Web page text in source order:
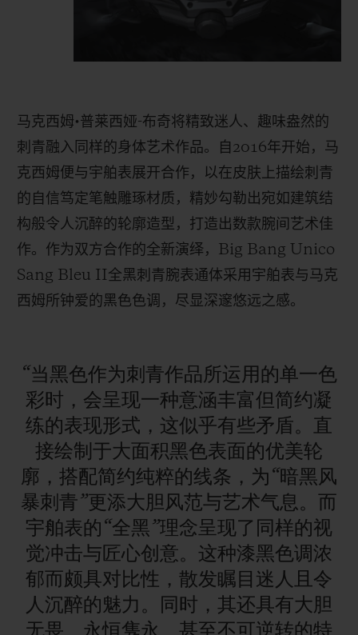
马克西姆•普莱西娅-布奇将精致迷人、趣味盎然的
刺青融入同样的身体艺术作品。自 2016年开始，马
克西姆便与宇舶表展开合作，以在皮肤上描绘刺青
的自信笃定笔触雕琢材质，精妙勾勒出宛如建筑结
构般令人沉醉的轮廓造型，打造出数款腕间艺术佳
作。作为双方合作的全新演绎， Big Bang Unico
Sang Bleu II全黑刺青腕表通体采用宇舶表与马克
西姆所钟爱的黑色色调，尽显深邃悠远之感。
“当黑色作为刺青作品所运用的单一色
彩时，会呈现一种意涵丰富但简约凝
练的表现形式，这似乎有些矛盾。直
接绘制于大面积黑色表面的优美轮
廓，搭配简约纯粹的线条，为“暗黑风
暴刺青”更添大胆风范与艺术气息。而
宇舶表的“全黑”理念呈现了同样的视
觉冲击与匠心创意。这种漆黑色调浓
郁而颇具对比性，散发瞩目迷人且令
人沉醉的魅力。同时，其还具有大胆
无畏、永恒隽永、甚至不可逆转的特